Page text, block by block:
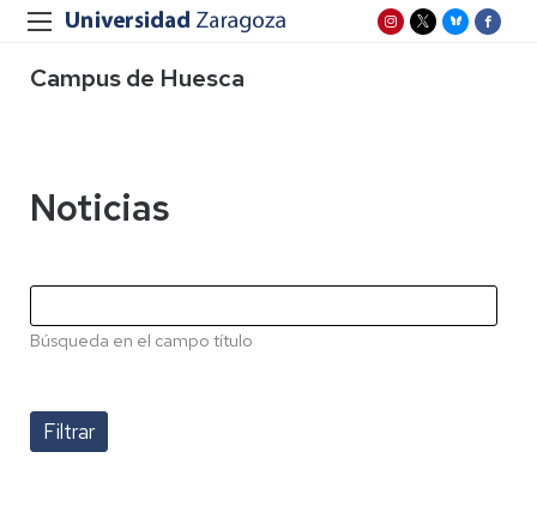
Campus de Huesca
Noticias
Búsqueda en el campo título